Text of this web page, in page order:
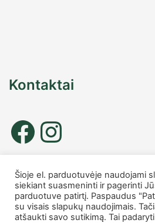
Kontaktai
info@charmshop.lt
MB Charmshop
Įmonės kodas 306007816
Šioje el. parduotuvėje naudojami
siekiant suasmeninti ir pagerinti
parduotuve patirtį. Paspaudus
su visais slapukų naudojimais.
atšaukti savo sutikimą. Tai